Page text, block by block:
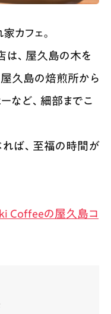
カフェ。
は、屋久島の木を
屋久島の焙煎所から
など、細部までこ
れば、至福の時間が
Coffeeの屋久島コ